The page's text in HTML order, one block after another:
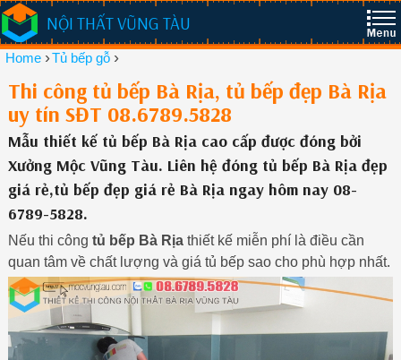
NỘI THẤT VŨNG TÀU
Home ›Tủ bếp gỗ ›
Thi công tủ bếp Bà Rịa, tủ bếp đẹp Bà Rịa
uy tín SĐT 08.6789.5828
Mẫu thiết kế tủ bếp Bà Rịa cao cấp được đóng bởi
Xưởng Mộc Vũng Tàu. Liên hệ đóng tủ bếp Bà Rịa đẹp
giá rẻ,tủ bếp đẹp giá rẻ Bà Rịa ngay hôm nay 08-
6789-5828.
Nếu thi công tủ bếp Bà Rịathiết kế miễn phí là điều cần
quan tâm về chất lượng và giá tủ bếp sao cho phù hợp nhất.